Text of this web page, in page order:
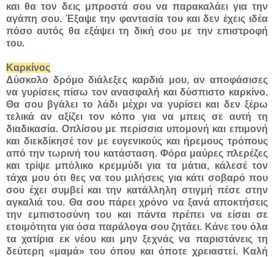
και θα τον δεις μπροστά σου να παρακαλάει για την
αγάπη σου. Έξαψε την φαντασία του και δεν έχεις ιδέα
πόσο αυτός θα εξάψει τη δική σου με την επιστροφή
του.
Καρκίνος
Δύσκολο δρόμο διάλεξες καρδιά μου, αν αποφάσισες
να γυρίσεις πίσω τον ανασφαλή και δύσπιστο καρκίνο.
Θα σου βγάλει το λάδι μέχρι να γυρίσει και δεν ξέρω
τελικά αν αξίζει τον κόπο για να μπεις σε αυτή τη
διαδικασία. Οπλίσου με περίσσια υπομονή και επιμονή
και διεκδίκησέ τον με ευγενικούς και ήρεμους τρόπους
από την τωρινή του κατάσταση. Φόρα μαύρες πλερέζες
και τρίψε μπόλικο κρεμμύδι για τα μάτια, κάλεσέ τον
τάχα μου ότι θες να του μιλήσεις για κάτι σοβαρό που
σου έχει συμβεί και την κατάλληλη στιγμή πέσε στην
αγκαλιά του. Θα σου πάρει χρόνο να ξανά αποκτήσεις
την εμπιστοσύνη του και πάντα πρέπει να είσαι σε
ετοιμότητα για όσα παράλογα σου ζητάει. Κάνε του όλα
τα χατίρια εκ νέου και μην ξεχνάς να παριστάνεις τη
δεύτερη «μαμά» του όπου και όποτε χρειαστεί. Καλή